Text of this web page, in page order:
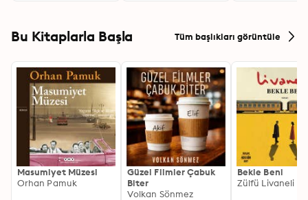
Bu Kitaplarla Başla Tüm başlıkları görüntüle
Masumiyet Müzesi
Orhan Pamuk
Güzel Filmler Çabuk
Biter
Volkan Sönmez
Bekle Beni
Zülfü Livaneli